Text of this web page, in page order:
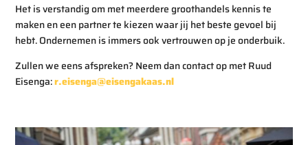
Het is verstandig om met meerdere groothandels kennis te
maken en een partner te kiezen waar jij het beste gevoel bij
hebt. Ondernemen is immers ook vertrouwen op je onderbuik.
Zullen we eens afspreken? Neem dan contact op met Ruud
Eisenga:r.eisenga@eisengakaas.nl